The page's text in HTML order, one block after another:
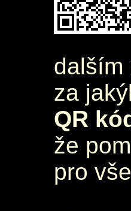
dalším
za
QR
že
pro